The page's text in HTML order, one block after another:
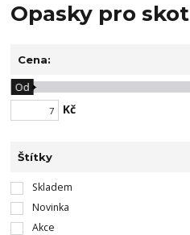
Opasky pro skot
Cena:
Kč
Od
Štítky
Skladem
Novinka
Akce